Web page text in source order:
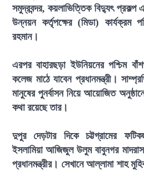
সমুদ্রবন্দর, কয়লাভিত্তিক বিদ্যুৎ প্রকল্প
উন্নয়ন কর্তৃপক্ষের (মিডা) কার্যক্রম
রহমান।
এরপর বাহারছড়া ইউনিয়নের পশ্চিম
কলেজ মাঠে যাবেন প্রধানমন্ত্রী।
মানুষের পুনর্বাসন নিয়ে আয়োজিত
কথা রয়েছে তার।
দুপুর দেড়টার দিকে চট্টগ্রামের
ইসলামিয়া আজিজুল উলুম বাবুনগর
প্রধানমন্ত্রীর। সেখানে আল্লামা শাহ